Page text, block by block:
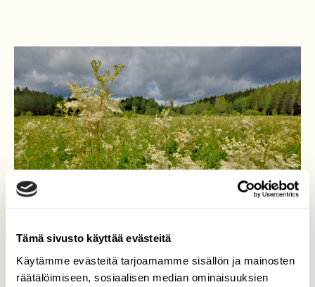
Tämä sivusto käyttää evästeitä
Käytämme evästeitä tarjoamamme sisällön ja mainosten
räätälöimiseen, sosiaalisen median ominaisuuksien